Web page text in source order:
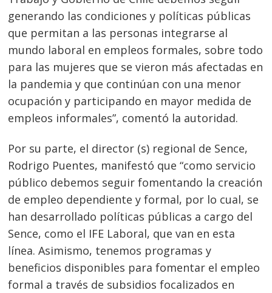
generando las condiciones y políticas públicas
que permitan a las personas integrarse al
mundo laboral en empleos formales, sobre todo
para las mujeres que se vieron más afectadas en
la pandemia y que continúan con una menor
ocupación y participando en mayor medida de
empleos informales”, comentó la autoridad.
Por su parte, el director (s) regional de Sence,
Rodrigo Puentes, manifestó que “como servicio
público debemos seguir fomentando la creación
de empleo dependiente y formal, por lo cual, se
han desarrollado políticas públicas a cargo del
Sence, como el IFE Laboral, que van en esta
línea. Asimismo, tenemos programas y
beneficios disponibles para fomentar el empleo
formal a través de subsidios focalizados en